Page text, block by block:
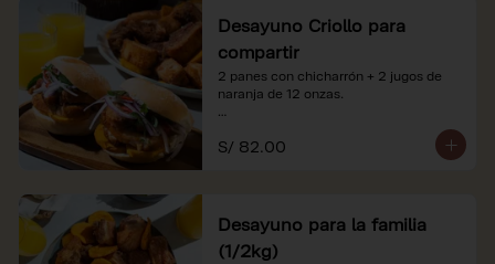
Desayuno Criollo para
compartir
2 panes con chicharrón + 2 jugos de
naranja de 12 onzas.
*Nuestros precios están expresados en
soles e incluyen impuestos de ley y
S/ 82.00
Desayuno para la familia
(1/2kg)